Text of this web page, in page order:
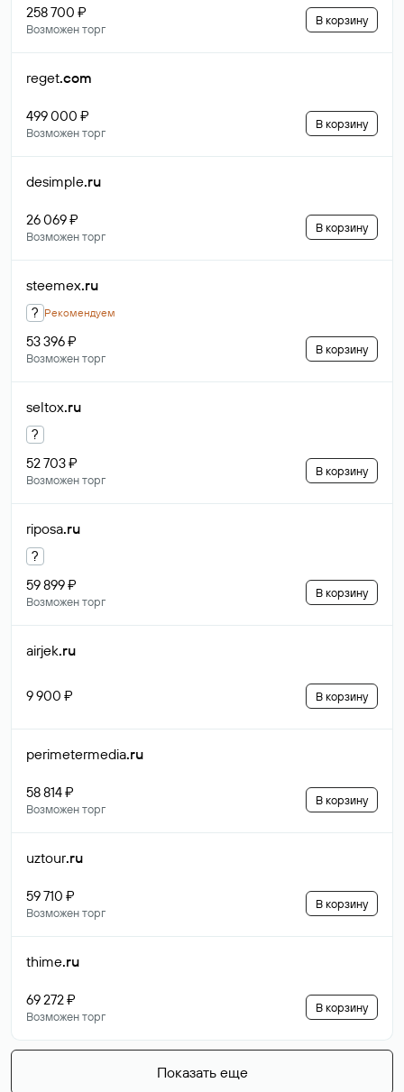
258 700 ₽
Возможен торг
В корзину
reget.com
499 000 ₽
Возможен торг
В корзину
desimple.ru
26 069 ₽
Возможен торг
В корзину
steemex.ru
? Рекомендуем
53 396 ₽
Возможен торг
В корзину
seltox.ru
?
52 703 ₽
Возможен торг
В корзину
riposa.ru
?
59 899 ₽
Возможен торг
В корзину
airjek.ru
9 900 ₽ В корзину
perimetermedia.ru
58 814 ₽
Возможен торг
В корзину
uztour.ru
59 710 ₽
Возможен торг
В корзину
thime.ru
69 272 ₽
Возможен торг
В корзину
Показать еще